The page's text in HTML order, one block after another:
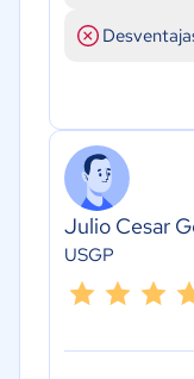
Julio Cesar
USGP